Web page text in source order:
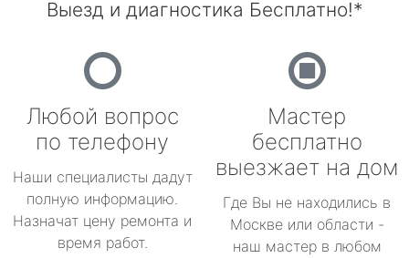
Выезд и диагностика Бесплатно!*
Любой вопрос
по телефону
Наши специалисты дадут
полную информацию.
Назначат цену ремонта и
время работ.
Мастер
бесплатно
выезжает на дом
Где Вы не находились в
Москве или области -
наш мастер в любом